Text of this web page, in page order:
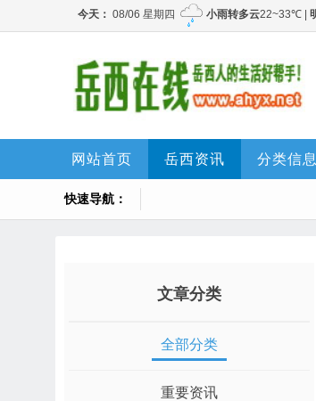
网站首页 岳西资讯 分类信息
快速导航：
文章分类
全部分类
重要资讯